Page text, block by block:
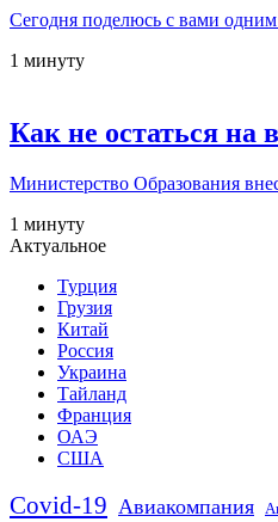
Сегодня поделюсь с вами
1 минуту
Как не остаться на
Министерство Образования
1 минуту
Актуальное
Турция
Грузия
Китай
Россия
Украина
Тайланд
Франция
ОАЭ
США
Covid-19 Авиакомпания